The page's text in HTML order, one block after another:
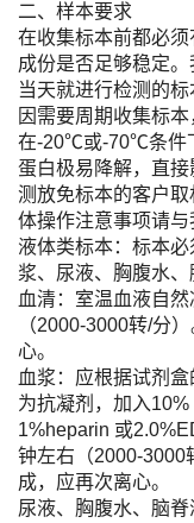
二、样本要求
在收集标本前都必
成份是否足够稳定
当天就进行检测的
因需要周期收集标
在-20℃或-70℃条件
蛋白极易降解，直
测放免标本的客户
体操作注意事项请与
液体类标本：标本
浆、尿液、胸腹水、
血清：室温血液自
（2000-3000转/分
心。
血浆：应根据试剂
为抗凝剂，加入
1%heparin 或
钟左右（2000-3000
成，应再次离心。
尿液、胸腹水、脑